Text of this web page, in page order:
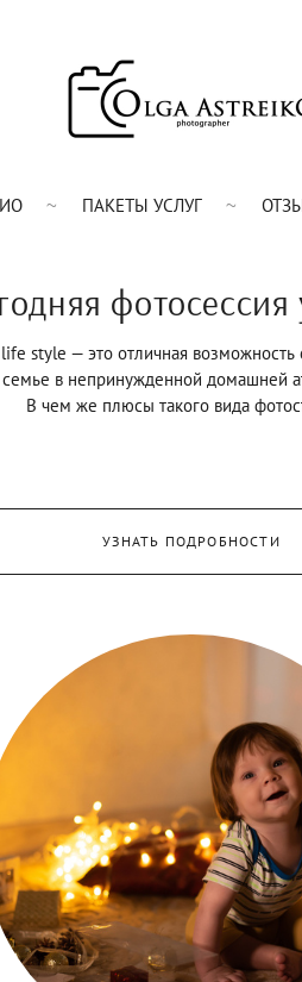
ПАКЕТЫ УСЛУГ
style — это отличная
семье в непринужденной домашней
В чем же плюсы такого вида
УЗНАТЬ ПОДРОБНОСТИ